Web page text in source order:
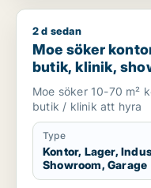
Moe söker kontor,
2 d sedan
Moe söker
butik, klinik,
uthyrning i
Moe söker 10-70 m²
butik / klinik att hyra
Type
Kontor, Lager,
Showroom, Garage